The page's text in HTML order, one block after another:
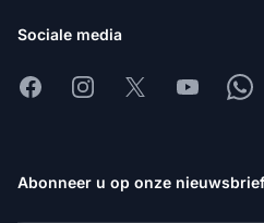
Sociale media
FacebookInstagram
X Youtube
Abonneer u op onze nieuwsbrief